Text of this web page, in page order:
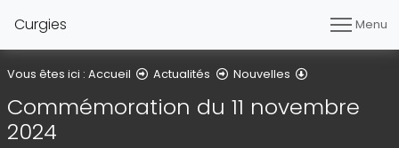
Curgies Menu
Vous êtes ici : Accueil Actualités Nouvelles
Commémoration du 11 novembre
2024